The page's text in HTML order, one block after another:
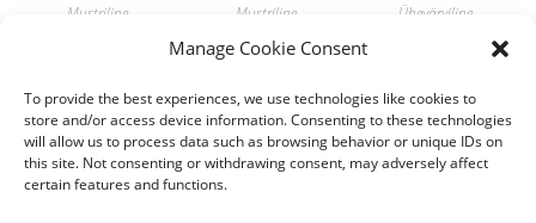
Manage Cookie Consent
To provide the best experiences, we use technologies like cookies to
store and/or access device information. Consenting to these technologies
will allow us to process data such as browsing behavior or unique IDs on
this site. Not consenting or withdrawing consent, may adversely affect
certain features and functions.
Mustriline,
10.90€ /m
Lisa korvi
Mustriline,
Barokkmuster
15.90€ /m
Ühevärviline,
8.00€ /m
Lisa korvi